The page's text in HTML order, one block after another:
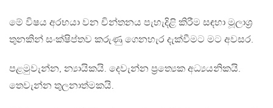
මේ විෂය අරභයා වන චින්තනය පැහැදිළි කිරීම සඳහා මූලාශ‍්‍ර
තුනකින් සංක්ෂිප්තව කරුණු ගෙනහැර දැක්වීමට මට අවසර.
පළමුවැන්න, න්‍යායිකයි. දෙවැන්න ප‍්‍රත්‍යෙක අධ්‍යයනිකයි.
තෙවැන්න තුලනාත්මකයි.